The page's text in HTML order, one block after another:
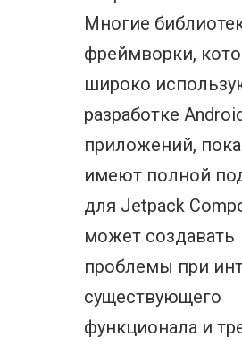
Многие
фреймворки,
широко
разработке
приложений,
имеют полной
для Jetpack
может создавать
проблемы при
существующего
функционала и